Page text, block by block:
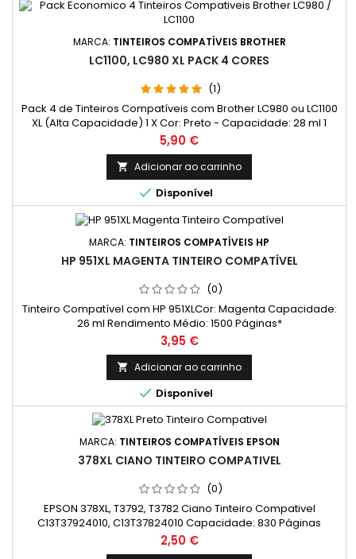
MARCA: TINTEIROS COMPATÍVEIS BROTHER
LC1100, LC980 XL PACK 4 CORES
(1)
Pack 4 de Tinteiros Compatíveis com Brother LC980 ou LC1100
XL (Alta Capacidade) 1 X Cor: Preto - Capacidade: 28 ml 1
X Cor: Ciano - Capacidade: 18 ml 1 X Cor: Magenta
- Capacidade: 18 ml 1 X Cor: Amarelo - Capacidade: 18 ml
Preço
5,90 €
 Adicionar ao carrinho
 Disponível
MARCA: TINTEIROS COMPATÍVEIS HP
HP 951XL MAGENTA TINTEIRO COMPATÍVEL
(0)
Tinteiro Compatível com HP 951XLCor: Magenta Capacidade:
26 ml Rendimento Médio: 1500 Páginas*
Preço
3,95 €
 Adicionar ao carrinho
 Disponível
MARCA: TINTEIROS COMPATÍVEIS EPSON
378XL CIANO TINTEIRO COMPATIVEL
(0)
EPSON 378XL, T3792, T3782 Ciano Tinteiro Compativel
C13T37924010, C13T37824010 Capacidade: 830 Páginas
Preço
2,50 €